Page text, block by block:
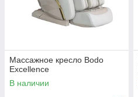
Массажное кресло Bodo
Excellence
В наличии